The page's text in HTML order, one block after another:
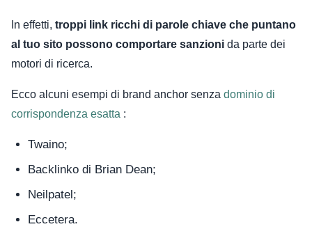
In effetti, troppi link ricchi di parole chiave che puntano
al tuo sito possono comportare sanzioni da parte dei
motori di ricerca.
Ecco alcuni esempi di brand anchor senza dominio di
corrispondenza esatta :
Twaino;
Backlinko di Brian Dean;
Neilpatel;
Eccetera.